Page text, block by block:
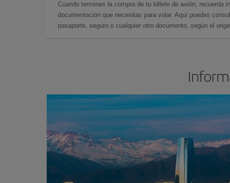
Cuando termines la compra de tu billete de avión, recuerda
documentación que necesitas para volar. Aquí puedes
pasaporte, seguro o cualquier otro documento, según el